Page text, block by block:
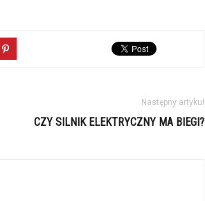
Następny artykuł
CZY SILNIK ELEKTRYCZNY MA BIEGI?